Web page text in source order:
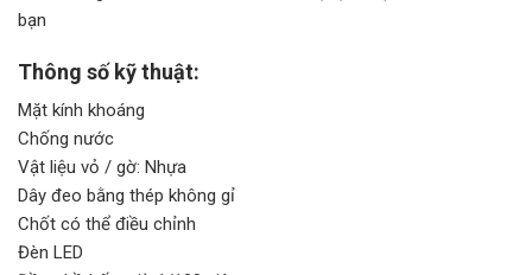
bạn
Thông số kỹ thuật:
Mặt kính khoáng
Chống nước
Vật liệu vỏ / gờ: Nhựa
Dây đeo bằng thép không gỉ
Chốt có thể điều chỉnh
Đèn LED